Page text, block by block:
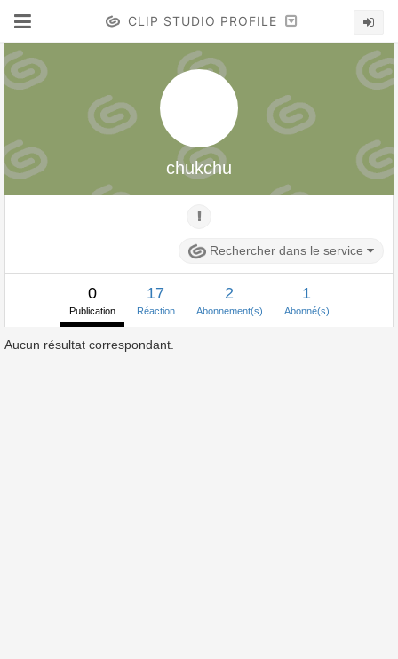
CLIP STUDIO PROFILE
chukchu
Rechercher dans le service
0
Publication
17
Réaction
2
Abonnement(s)
1
Abonné(s)
Aucun résultat correspondant.